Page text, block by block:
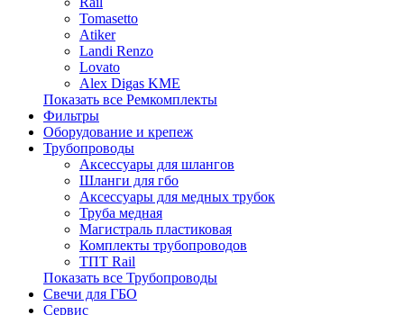
Tomasetto
Atiker
Landi Renzo
Lovato
Alex Digas KME
Показать все Ремкомплекты
Фильтры
Оборудование и крепеж
Трубопроводы
Аксессуары для шлангов
Шланги для гбо
Аксессуары для медных трубок
Труба медная
Магистраль пластиковая
Комплекты трубопроводов
ТПТ Rail
Показать все Трубопроводы
Свечи для ГБО
Сервис